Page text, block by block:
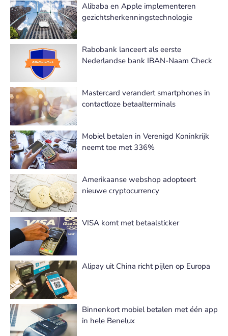
Alibaba en Apple implementeren
gezichtsherkenningstechnologie
Rabobank lanceert als eerste
Nederlandse bank IBAN-Naam Check
Mastercard verandert smartphones in
contactloze betaalterminals
Mobiel betalen in Verenigd Koninkrijk
neemt toe met 336%
Amerikaanse webshop adopteert
nieuwe cryptocurrency
VISA komt met betaalsticker
Alipay uit China richt pijlen op Europa
Binnenkort mobiel betalen met één app
in hele Benelux